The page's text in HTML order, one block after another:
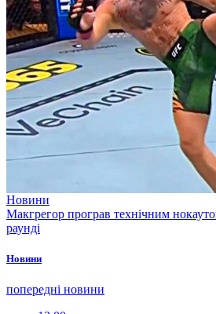
Новини
Макгрегор програв технічним
раунді
Новини
попередні новини